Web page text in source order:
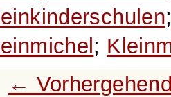
;
←